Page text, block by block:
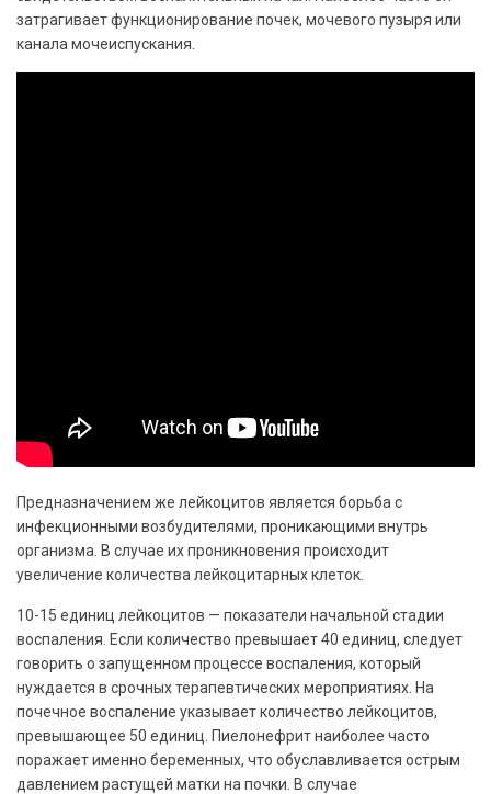
затрагивает функционирование почек, мочевого пузыря или
канала мочеиспускания.
Предназначением же лейкоцитов является борьба с
инфекционными возбудителями, проникающими внутрь
организма. В случае их проникновения происходит
увеличение количества лейкоцитарных клеток.
10-15 единиц лейкоцитов — показатели начальной стадии
воспаления. Если количество превышает 40 единиц, следует
говорить о запущенном процессе воспаления, который
нуждается в срочных терапевтических мероприятиях. На
почечное воспаление указывает количество лейкоцитов,
превышающее 50 единиц. Пиелонефрит наиболее часто
поражает именно беременных, что обуславливается острым
давлением растущей матки на почки. В случае